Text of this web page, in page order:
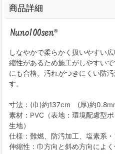
商品詳細
しなやかで柔らかく扱いやすい
縮性があるため施工がしやすい
にも合格。汚れがつきにくい防
す。
寸法：(巾)約137cm (厚)約
素材：PVC（表地：環境配慮型
生地）
仕様：難燃、防汚加工、塩素系
伸縮性：巾方向と斜め方向によ